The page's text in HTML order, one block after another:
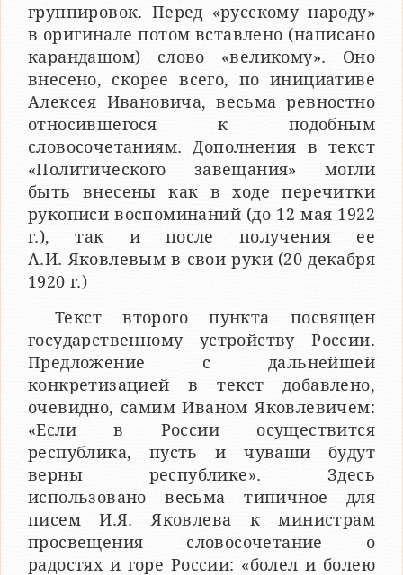
группировок. Перед «русскому народу»
в оригинале потом вставлено (написано
карандашом) слово «великому». Оно
внесено, скорее всего, по инициативе
Алексея Ивановича, весьма ревностно
относившегося к подобным
словосочетаниям. Дополнения в текст
«Политического завещания» могли
быть внесены как в ходе перечитки
рукописи воспоминаний (до 12 мая 1922
г.), так и после получения ее
А.И. Яковлевым в свои руки (20 декабря
1920 г.)
Текст второго пункта посвящен
государственному устройству России.
Предложение с дальнейшей
конкретизацией в текст добавлено,
очевидно, самим Иваном Яковлевичем:
«Если в России осуществится
республика, пусть и чуваши будут
верны республике». Здесь
использовано весьма типичное для
писем И.Я. Яковлева к министрам
просвещения словосочетание о
радостях и горе России: «болел и болею